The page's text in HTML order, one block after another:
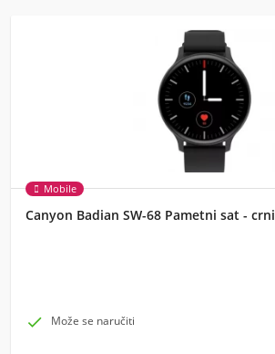
Mobile
Canyon Badian SW-68 Pametni sat - crni
 Može se naručiti